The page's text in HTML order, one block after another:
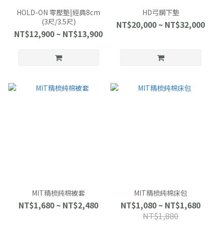
HOLD-ON 零壓墊|經典8cm
(3尺/3.5尺)
NT$12,900 ~ NT$13,900
HD弓鋼下墊
NT$20,000 ~ NT$32,000
MIT精梳純棉被套
NT$1,680 ~ NT$2,480
MIT精梳純棉床包
NT$1,080 ~ NT$1,680
NT$1,880